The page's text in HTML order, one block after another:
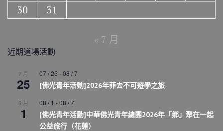
30
31
« 7 月
近期道場活動
7 月
25
07 / 25 -08 / 7
[佛光青年活動]2026年菲去不可遊學之旅
8 月
1
08 / 1 -08 / 7
[佛光青年活動]中華佛光青年總團2026年「鄉」聚在一起
公益旅行（花蓮）